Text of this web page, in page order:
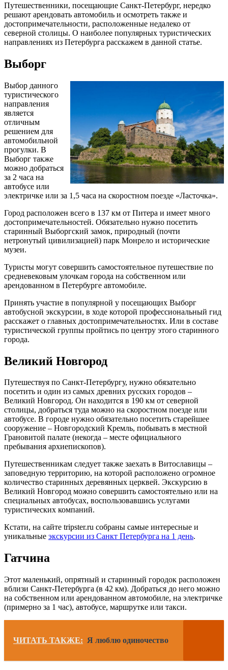
Путешественники, посещающие Санкт-Петербург, нередко
решают арендовать автомобиль и осмотреть также и
достопримечательности, расположенные недалеко от
северной столицы. О наиболее популярных туристических
направлениях из Петербурга расскажем в данной статье.
Выборг
Выбор данного
туристического
направления
является
отличным
решением для
автомобильной
прогулки. В
Выборг также
можно добраться
за 2 часа на
автобусе или
электричке или за 1,5 часа на скоростном поезде «Ласточка».
Город расположен всего в 137 км от Питера и имеет много
достопримечательностей. Обязательно нужно посетить
старинный Выборгский замок, природный (почти
нетронутый цивилизацией) парк Монрело и исторические
музеи.
Туристы могут совершить самостоятельное путешествие по
средневековым улочкам города на собственном или
арендованном в Петербурге автомобиле.
Принять участие в популярной у посещающих Выборг
автобусной экскурсии, в ходе которой профессиональный гид
расскажет о главных достопримечательностях. Или в составе
туристической группы пройтись по центру этого старинного
города.
Великий Новгород
Путешествуя по Санкт-Петербургу, нужно обязательно
посетить и один из самых древних русских городов –
Великий Новгород. Он находится в 190 км от северной
столицы, добраться туда можно на скоростном поезде или
автобусе. В городе нужно обязательно посетить старейшее
сооружение – Новгородский Кремль, побывать в местной
Грановитой палате (некогда – месте официального
пребывания архиепископов).
Путешественникам следует также заехать в Витославицы –
заповедную территорию, на которой расположено огромное
количество старинных деревянных церквей. Экскурсию в
Великий Новгород можно совершить самостоятельно или на
специальных автобусах, воспользовавшись услугами
туристических компаний.
Кстати, на сайте tripster.ru собраны самые интересные и
уникальные экскурсии из Санкт Петербурга на 1 день.
Гатчина
Этот маленький, опрятный и старинный городок расположен
вблизи Санкт-Петербурга (в 42 км). Добраться до него можно
на собственном или арендованном автомобиле, на электричке
(примерно за 1 час), автобусе, маршрутке или такси.
ЧИТАТЬ ТАКЖЕ: Я люблю одиночество